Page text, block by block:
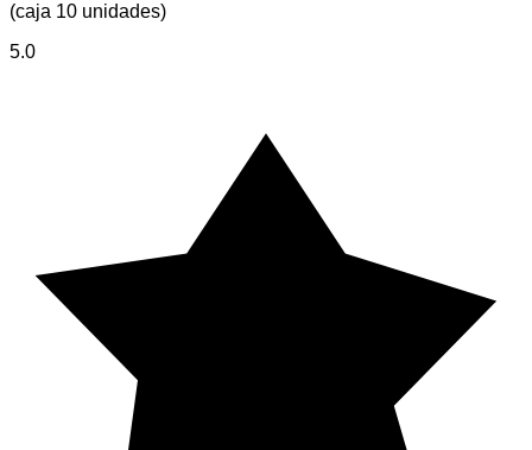
(caja 10 unidades)
5.0